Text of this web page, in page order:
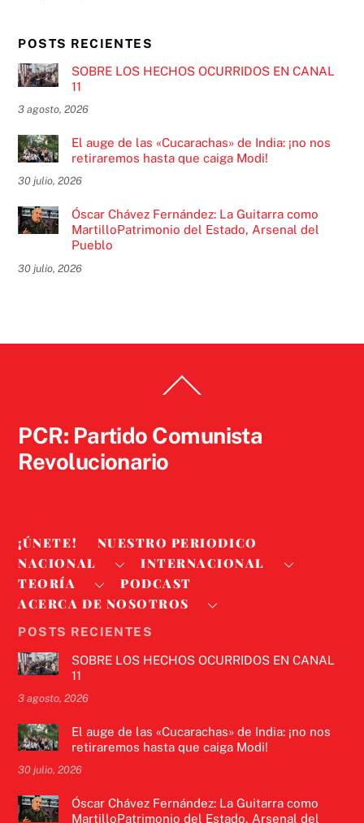
POSTS RECIENTES
SOBRE LOS HECHOS OCURRIDOS EN CANAL
11
3 agosto, 2026
El auge de las «Cucarachas» de India: ¡no nos
retiraremos hasta que caiga Modi!
30 julio, 2026
Óscar Chávez Fernández: La Guitarra como
MartilloPatrimonio del Estado, Arsenal del
Pueblo
30 julio, 2026
To
PCR: Partido Comunista
Revolucionario
¡ÚNETE!
NUESTRO PERIODICO
NACIONAL
INTERNACIONAL
TEORÍA
PODCAST
ACERCA DE NOSOTROS
POSTS RECIENTES
SOBRE LOS HECHOS OCURRIDOS EN CANAL
11
3 agosto, 2026
El auge de las «Cucarachas» de India: ¡no nos
retiraremos hasta que caiga Modi!
30 julio, 2026
Óscar Chávez Fernández: La Guitarra como
MartilloPatrimonio del Estado, Arsenal del